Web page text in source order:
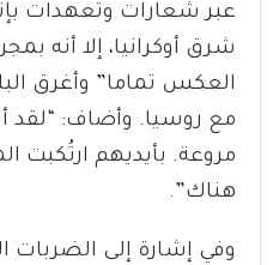
عبر شعارات وتعهدات
شرق أوكرانيا، إلا أنه
العكس تماما” وأغرق
مع روسيا. وأضاف: “لقد
مروعة. بأيديهم ارتُكبت
هناك”.
وفي إشارة إلى الضربات